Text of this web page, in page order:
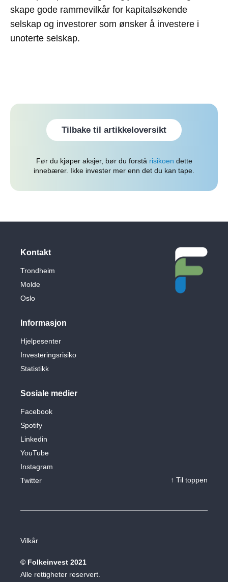
skape gode rammevilkår for kapitalsøkende
selskap og investorer som ønsker å investere i
unoterte selskap.
Tilbake til artikkeloversikt
Før du kjøper aksjer, bør du forstå risikoen dette
innebærer. Ikke invester mer enn det du kan tape.
Kontakt
Trondheim
Molde
Oslo
Informasjon
Hjelpesenter
Investeringsrisiko
Statistikk
Sosiale medier
Facebook
Spotify
Linkedin
YouTube
Instagram
Twitter
↑ Til toppen
© Folkeinvest 2021
Alle rettigheter reservert.
Vilkår